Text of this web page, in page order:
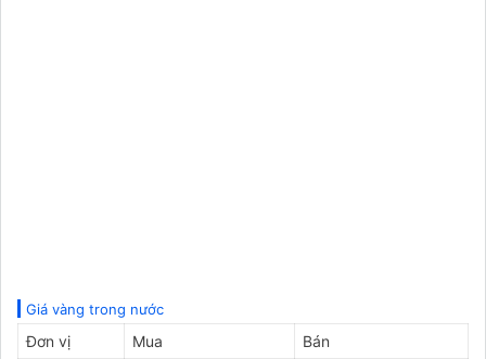
Giá vàng trong nước
Đơn vị Mua Bán